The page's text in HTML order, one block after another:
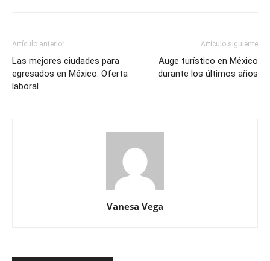
Artículo anterior
Las mejores ciudades para
egresados en México: Oferta
laboral
Artículo siguiente
Auge turístico en México
durante los últimos años
Vanesa Vega